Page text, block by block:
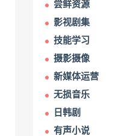
尝鲜资源
影视剧集
技能学习
摄影摄像
新媒体运营
无损音乐
日韩剧
有声小说